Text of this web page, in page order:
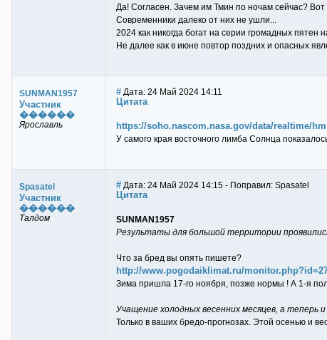
Да! Согласен. Зачем им Тмин по ночам сейчас?
Современники далеко от них не ушли...
2024 как никогда богат на серии громадных
Не далее как в июне повтор поздних и опасных
SUNMAN1957
Участник
������
Ярославль
# Дата: 24 Май 2024 14:11
Цитата
https://soho.nascom.nasa.gov/data/realtime/
У самого края восточного лимба Солнца
Spasatel
Участник
������
Талдом
# Дата: 24 Май 2024 14:15 - Поправил: Spasatel
Цитата
SUNMAN1957
Результаты для большой территории
Что за бред вы опять пишете?
http://www.pogodaiklimat.ru/
Зима пришла 17-го ноября, позже нормы ! А 1-я
Учащение холодных весенних месяцев, а теперь и
Только в ваших бредо-прогнозах. Этой осенью и